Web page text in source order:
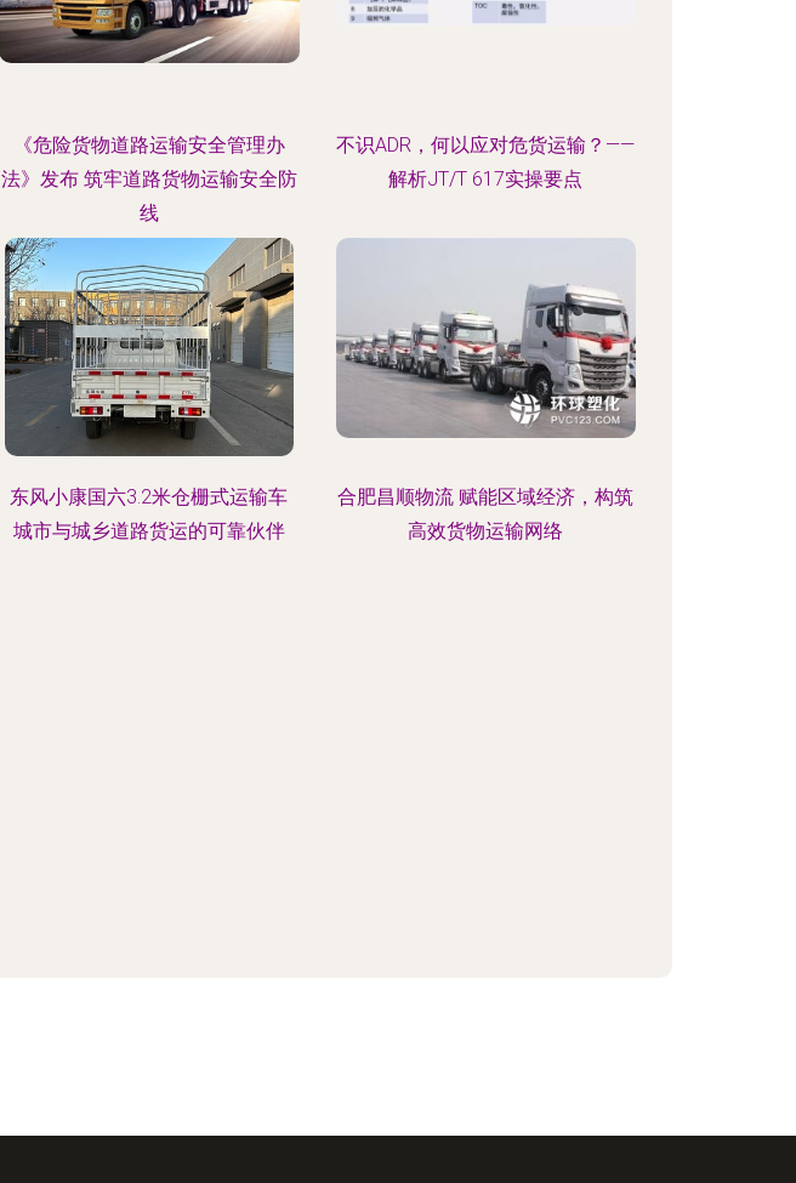
《危险货物道路运输安全管理办
法》发布 筑牢道路货物运输安全防
线
不识ADR，何以应对危货运输？——
解析JT/T 617实操要点
东风小康国六3.2米仓栅式运输车
城市与城乡道路货运的可靠伙伴
合肥昌顺物流 赋能区域经济，构筑
高效货物运输网络